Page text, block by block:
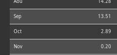
Aoû 14.28
Sep 13.51
Oct 2.89
Nov 0.20